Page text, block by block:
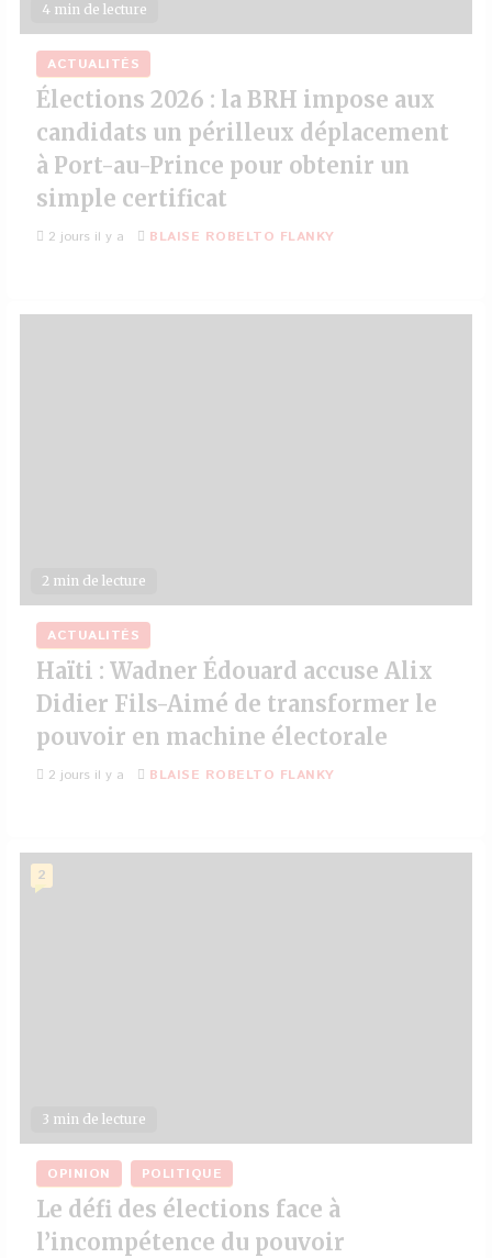
4 min de lecture
ACTUALITÉS
Élections 2026 : la BRH impose aux
candidats un périlleux déplacement
à Port-au-Prince pour obtenir un
simple certificat
2 jours il y a BLAISE ROBELTO FLANKY
2 min de lecture
ACTUALITÉS
Haïti : Wadner Édouard accuse Alix
Didier Fils-Aimé de transformer le
pouvoir en machine électorale
2 jours il y a BLAISE ROBELTO FLANKY
3 min de lecture
2
OPINION POLITIQUE
Le défi des élections face à
l’incompétence du pouvoir